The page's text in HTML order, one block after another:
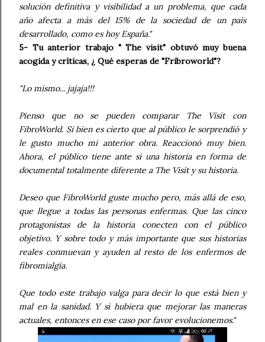
solución definitiva y visibilidad a un problema, que cada
año afecta a más del 15% de la sociedad de un país
desarrollado, como es hoy España."
5- Tu anterior trabajo " The visit" obtuvó muy buena
acogida y críticas, ¿ Qué esperas de "Fribroworld"?
"Lo mismo... jajaja!!!
Pienso que no se pueden comparar The Visit con
FibroWorld. Si bien es cierto que al público le sorprendió y
le gusto mucho mi anterior obra. Reaccionó muy bien.
Ahora, el público tiene ante si una historia en forma de
documental totalmente diferente a The Visit y su historia.
Deseo que FibroWorld guste mucho pero, más allá de eso,
que llegue a todas las personas enfermas. Que las cinco
protagonistas de la historia conecten con el público
objetivo. Y sobre todo y más importante que sus historias
reales conmuevan y ayuden al resto de los enfermos de
fibromialgía.
Que todo este trabajo valga para decir lo que está bien y
mal en la sanidad. Y si hubiera que mejorar las maneras
actuales, entonces en ese caso por favor evolucionemos."